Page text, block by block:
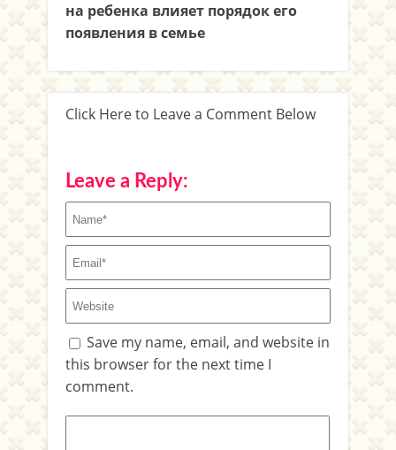
на ребенка влияет порядок его
появления в семье
Click Here to Leave a Comment Below
Leave a Reply:
Save my name, email, and website in
this browser for the next time I
comment.